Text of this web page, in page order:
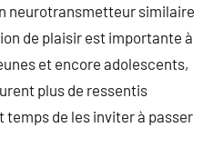
neurotransmetteur similaire
de plaisir est importante à
et encore adolescents,
plus de ressentis
de les inviter à passer